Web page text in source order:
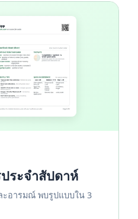
ระจำสัปดาห์
ะอารมณ์ พบรูปแบบใน 3